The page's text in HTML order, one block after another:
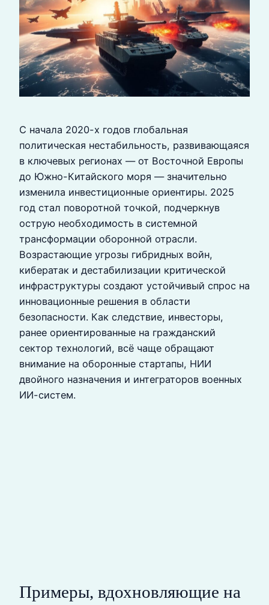
С начала 2020-х годов глобальная
политическая нестабильность, развивающаяся
в ключевых регионах — от Восточной Европы
до Южно-Китайского моря — значительно
изменила инвестиционные ориентиры. 2025
год стал поворотной точкой, подчеркнув
острую необходимость в системной
трансформации оборонной отрасли.
Возрастающие угрозы гибридных войн,
кибератак и дестабилизации критической
инфраструктуры создают устойчивый спрос на
инновационные решения в области
безопасности. Как следствие, инвесторы,
ранее ориентированные на гражданский
сектор технологий, всё чаще обращают
внимание на оборонные стартапы, НИИ
двойного назначения и интеграторов военных
ИИ-систем.
Примеры, вдохновляющие на